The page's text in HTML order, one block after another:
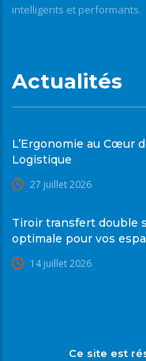
intelligents et performants.
Actualités
L’Ergonomie au Cœur
Logistique
27 juillet 2026
Tiroir transfert double
optimale pour vos
14 juillet 2026
Ce site est